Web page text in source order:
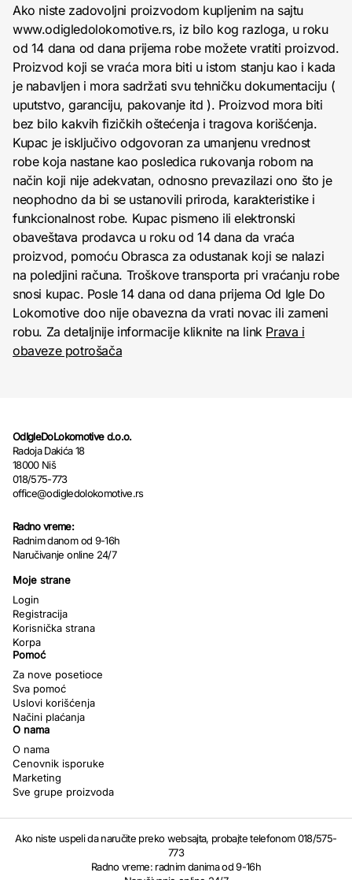
Ako niste zadovoljni proizvodom kupljenim na sajtu
www.odigledolokomotive.rs, iz bilo kog razloga, u roku
od 14 dana od dana prijema robe možete vratiti proizvod.
Proizvod koji se vraća mora biti u istom stanju kao i kada
je nabavljen i mora sadržati svu tehničku dokumentaciju (
uputstvo, garanciju, pakovanje itd ). Proizvod mora biti
bez bilo kakvih fizičkih oštećenja i tragova korišćenja.
Kupac je isključivo odgovoran za umanjenu vrednost
robe koja nastane kao posledica rukovanja robom na
način koji nije adekvatan, odnosno prevazilazi ono što je
neophodno da bi se ustanovili priroda, karakteristike i
funkcionalnost robe. Kupac pismeno ili elektronski
obaveštava prodavca u roku od 14 dana da vraća
proizvod, pomoću Obrasca za odustanak koji se nalazi
na poledjini računa. Troškove transporta pri vraćanju robe
snosi kupac. Posle 14 dana od dana prijema Od Igle Do
Lokomotive doo nije obavezna da vrati novac ili zameni
robu. Za detaljnije informacije kliknite na link Prava i
obaveze potrošača
OdIgleDoLokomotive d.o.o.
Radoja Dakića 18
18000 Niš
018/575-773
office@odigledolokomotive.rs
Radno vreme:
Radnim danom od 9-16h
Naručivanje online 24/7
Moje strane
Login
Registracija
Korisnička strana
Korpa
Pomoć
Za nove posetioce
Sva pomoć
Uslovi korišćenja
Načini plaćanja
O nama
O nama
Cenovnik isporuke
Marketing
Sve grupe proizvoda
Ako niste uspeli da naručite preko websajta, probajte telefonom 018/575-
773
Radno vreme: radnim danima od 9-16h